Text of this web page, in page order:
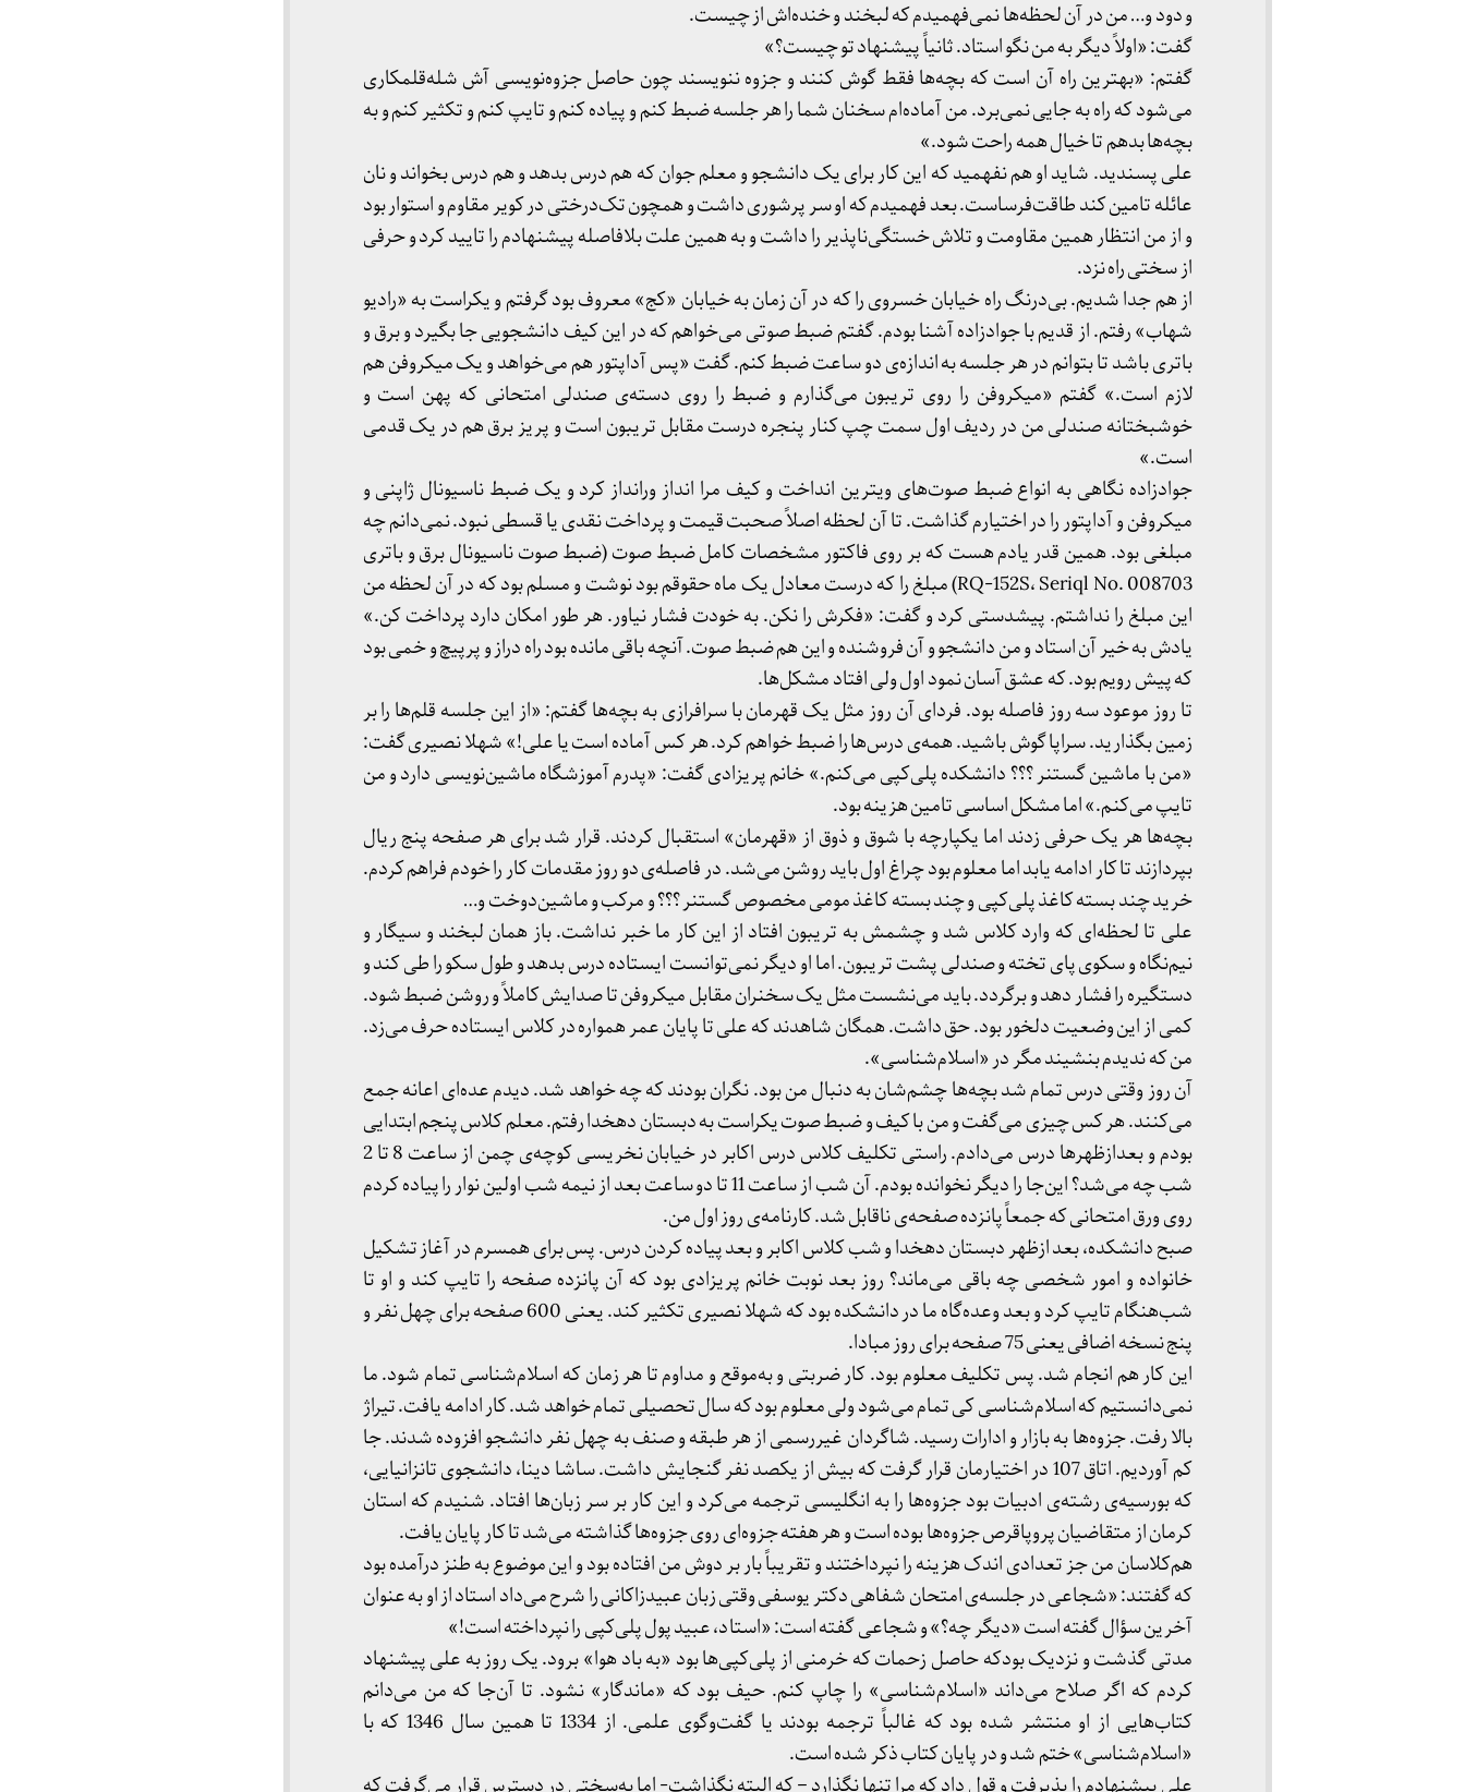
و دود و… من در آن لحظه‌ها نمی‌فهمیدم که لبخند و خنده‌اش از چیست.
گفت: «اولاً دیگر به من نگو استاد. ثانیاً پیشنهاد تو چیست؟»
گفتم: «بهترین راه آن است که بچه‌ها فقط گوش کنند و جزوه ننویسند چون حاصل جزوه‌نویسی آش شله‌قلمکاری
می‌شود که راه به جایی نمی‌برد. من آماده‌ام سخنان شما را هر جلسه ضبط کنم و پیاده کنم و تایپ کنم و تکثیر کنم و به
بچه‌ها بدهم تا خیال همه راحت شود.»
علی پسندید. شاید او هم نفهمید که این کار برای یک دانشجو و معلم جوان که هم درس بدهد و هم درس بخواند و نان
عائله تامین کند طاقت‌فرساست. بعد فهمیدم که او سر پرشوری داشت و همچون تک‌درختی در کویر مقاوم و استوار بود
و از من انتظار همین مقاومت و تلاش خستگی‌ناپذیر را داشت و به همین علت بلافاصله پیشنهادم را تایید کرد و حرفی
از سختی راه نزد.
از هم جدا شدیم. بی‌درنگ راه خیابان خسروی را که در آن زمان به خیابان «کج» معروف بود گرفتم و یکراست به «رادیو
شهاب» رفتم. از قدیم با جوادزاده آشنا بودم. گفتم ضبط صوتی می‌خواهم که در این کیف دانشجویی جا بگیرد و برق و
باتری باشد تا بتوانم در هر جلسه به اندازه‌ی دو ساعت ضبط کنم. گفت «پس آداپتور هم می‌‌خواهد و یک میکروفن هم
لازم است.» گفتم «میکروفن را روی تریبون می‌گذارم و ضبط را روی دسته‌ی صندلی امتحانی که پهن است و
خوشبختانه صندلی من در ردیف اول سمت چپ کنار پنجره درست مقابل تریبون است و پریز برق هم در یک قدمی
است.»
جوادزاده نگاهی به انواع ضبط صوت‌های ویترین انداخت و کیف مرا انداز ورانداز کرد و یک ضبط ناسیونال ژاپنی و
میکروفن و آداپتور را در اختیارم گذاشت. تا آن لحظه اصلاً صحبت قیمت و پرداخت نقدی یا قسطی نبود. نمی‌دانم چه
مبلغی بود. همین قدر یادم هست که بر روی فاکتور مشخصات کامل ضبط صوت (ضبط صوت ناسیونال برق و باتری
RQ-152S، Seriql No. 008703) مبلغ را که درست معادل یک ماه حقوقم بود نوشت و مسلم بود که در آن لحظه من
این مبلغ را نداشتم. پیشدستی کرد و گفت: «فکرش را نکن. به خودت فشار نیاور. هر طور امکان دارد پرداخت کن.»
یادش به خیر آن استاد و من دانشجو و آن فروشنده و این هم ضبط صوت. آنچه باقی مانده بود راه دراز و پرپیچ و خمی بود
که پیش رویم بود. که عشق آسان نمود اول ولی افتاد مشکل‌ها.
تا روز موعود سه روز فاصله بود. فردای آن روز مثل یک قهرمان با سرافرازی به بچه‌ها گفتم: «از این جلسه قلم‌ها را بر
زمین بگذارید. سراپا گوش باشید. همه‌ی درس‌ها را ضبط خواهم کرد. هر کس آماده است یا علی!» شهلا نصیری گفت:
«من با ماشین گستنر ؟؟؟ دانشکده پلی‌کپی می‌کنم.» خانم پریزادی گفت: «پدرم آموزشگاه ماشین‌نویسی دارد و من
تایپ می‌کنم.» اما مشکل اساسی تامین هزینه بود.
بچه‌ها هر یک حرفی زدند اما یکپارچه با شوق و ذوق از «قهرمان» استقبال کردند. قرار شد برای هر صفحه پنج ریال
بپردازند تا کار ادامه یابد اما معلوم بود چراغ اول باید روشن می‌شد. در فاصله‌ی دو روز مقدمات کار را خودم فراهم کردم.
خرید چند بسته کاغذ پلی‌کپی و چند بسته کاغذ مومی مخصوص گستنر ؟؟؟ و مرکب و ماشین‌دوخت و…
علی تا لحظه‌ای که وارد کلاس شد و چشمش به تریبون افتاد از این کار ما خبر نداشت. باز همان لبخند و سیگار و
نیم‌نگاه و سکوی پای تخته و صندلی پشت تریبون. اما او دیگر نمی‌توانست ایستاده درس بدهد و طول سکو را طی کند و
دستگیره را فشار دهد و برگردد. باید می‌نشست مثل یک سخنران مقابل میکروفن تا صدایش کاملاً و روشن ضبط شود.
کمی از این وضعیت دلخور بود. حق داشت. همگان شاهدند که علی تا پایان عمر همواره در کلاس ایستاده حرف می‌زد.
من که ندیدم بنشیند مگر در «اسلام‌شناسی».
آن روز وقتی درس تمام شد بچه‌ها چشم‌شان به دنبال من بود. نگران بودند که چه خواهد شد. دیدم عده‌ای اعانه جمع
می‌کنند. هر کس چیزی می‌گفت و من با کیف و ضبط صوت یکراست به دبستان دهخدا رفتم. معلم کلاس پنجم ابتدایی
بودم و بعدازظهرها درس می‌دادم. راستی تکلیف کلاس درس اکابر در خیابان نخریسی کوچه‌ی چمن از ساعت 8 تا 2
شب چه می‌شد؟ این‌جا را دیگر نخوانده بودم. آن شب از ساعت 11 تا دو ساعت بعد از نیمه شب اولین نوار را پیاده کردم
روی ورق امتحانی که جمعاً پانزده صفحه‌ی ناقابل شد. کارنامه‌ی روز اول من.
صبح دانشکده، بعد ازظهر دبستان دهخدا و شب کلاس اکابر و بعد پیاده کردن درس. پس برای همسرم در آغاز تشکیل
خانواده و امور شخصی چه باقی می‌ماند؟ روز بعد نوبت خانم پریزادی بود که آن پانزده صفحه را تایپ کند و او تا
شب‌هنگام تایپ کرد و بعد وعده‌گاه ما در دانشکده بود که شهلا نصیری تکثیر کند. یعنی 600 صفحه برای چهل نفر و
پنج نسخه اضافی یعنی 75 صفحه برای روز مبادا.
این کار هم انجام شد. پس تکلیف معلوم بود. کار ضربتی و به‌موقع و مداوم تا هر زمان که اسلام‌شناسی تمام شود. ما
نمی‌دانستیم که اسلام‌شناسی کی تمام می‌شود ولی معلوم بود که سال تحصیلی تمام خواهد شد. کار ادامه یافت. تیراژ
بالا رفت. جزوه‌ها به بازار و ادارات رسید. شاگردان غیررسمی از هر طبقه و صنف به چهل نفر دانشجو افزوده شدند. جا
کم آوردیم. اتاق 107 در اختیارمان قرار گرفت که بیش از یکصد نفر گنجایش داشت. ساشا دینا، دانشجوی تانزانیایی،
که بورسیه‌ی رشته‌ی ادبیات بود جزوه‌ها را به انگلیسی ترجمه می‌کرد و این کار بر سر زبان‌ها افتاد. شنیدم که استان
کرمان از متقاضیان پروپاقرص جزوه‌ها بوده است و هر هفته جزوه‌ای روی جزوه‌ها گذاشته می‌شد تا کار پایان یافت.
هم‌کلاسان من جز تعدادی اندک هزینه را نپرداختند و تقریباً بار بر دوش من افتاده بود و این موضوع به طنز درآمده بود
که گفتند: «شجاعی در جلسه‌ی امتحان شفاهی دکتر یوسفی وقتی زبان عبیدزاکانی را شرح می‌داد استاد از او به عنوان
آخرین سؤال گفته است «دیگر چه؟» و شجاعی گفته است: «استاد، عبید پول پلی‌کپی را نپرداخته است!»
مدتی گذشت و نزدیک بودکه حاصل زحمات که خرمنی از پلی‌کپی‌ها بود «به باد هوا» برود. یک روز به علی پیشنهاد
کردم که اگر صلاح می‌داند «اسلام‌شناسی» را چاپ کنم. حیف بود که «ماندگار» نشود. تا آن‌جا که من می‌دانم
کتاب‌هایی از او منتشر شده بود که غالباً ترجمه بودند یا گفت‌وگوی علمی. از 1334 تا همین سال 1346 که با
«اسلام‌شناسی» ختم شد و در پایان کتاب ذکر شده است.